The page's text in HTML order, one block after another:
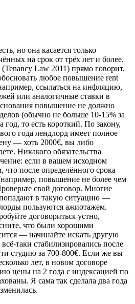
но она касается только
на срок от трёх лет и более.
(Tenancy Law 2011) прямо говорит,
любое повышение rent
ссылаться на инфляцию,
или аналогичные ставки в
повышение не должно
(обычно не больше 10-15% за
то есть короткий. По закону,
года лендлорд имеет полное
— хоть 2000€, вы либо
Никакого обязательства
если в вашем исходном
что после определённого срока
повышение не более чем
свой договор. Многие
в такую ситуацию —
пользуются ажиотажем.
договориться устно,
что были хорошими
— начинайте искать другую
таки стабилизировались после
студию за 700-800€. Если же вы
лет, в новом договоре
цены на 2 года с индексацией по
Я сама так сделала два года